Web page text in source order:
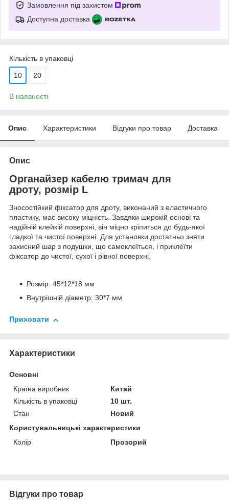
Замовлення під захистом
Доступна доставка
Кількість в упаковці
10 20
В наявності
Опис Характеристики Відгуки про товар Доставка
Опис
Органайзер кабелю тримач для
дроту, розмір L
Зносостійкий фіксатор для дроту, виконаний з еластичного
пластику, має високу міцність. Завдяки широкій основі та
надійній клейкій поверхні, він міцно кріпиться до будь-якої
гладкої та чистої поверхні. Для установки достатньо зняти
захисний шар з подушки, що самоклеїться, і приклеїти
фіксатор до чистої, сухої і рівної поверхні.
Розмір: 45*12*18 мм
Внутрішній діаметр: 30*7 мм
Приховати
Характеристики
Основні
Країна виробник
Китай
Кількість в упаковці
10 шт.
Стан
Новий
Користувальницькі характеристики
Колір
Прозорий
Відгуки про товар